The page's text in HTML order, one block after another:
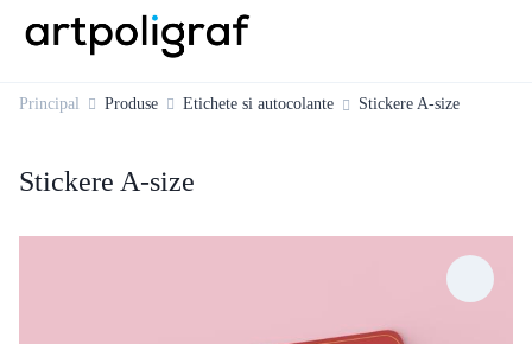
Principal Produse Etichete si autocolante Stickere A-size
Stickere A-size